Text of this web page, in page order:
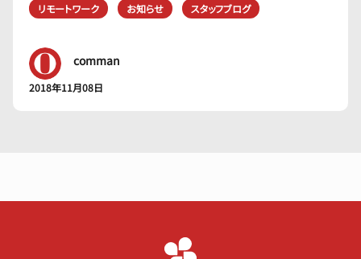
リモートワーク お知らせ スタッフブログ
comman
2018年11月08日